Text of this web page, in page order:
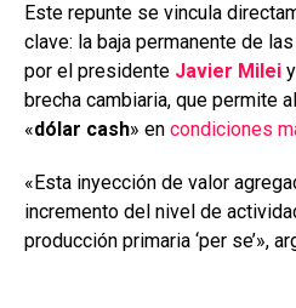
Este repunte se vincula
clave: la baja permanente de
por el presidente Javier Milei
brecha cambiaria, que permite
«dólar cash» en condiciones
«Esta inyección de valor
incremento del nivel de
producción primaria ‘per se’»,